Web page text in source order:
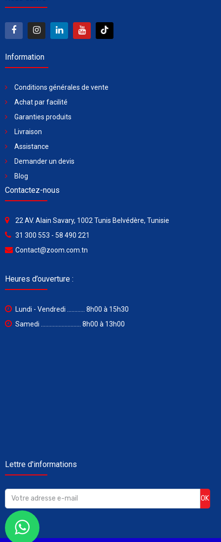
Information
Conditions générales de vente
Achat par facilité
Garanties produits
Livraison
Assistance
Demander un devis
Blog
Contactez-nous
22 AV. Alain Savary, 1002 Tunis Belvédère, Tunisie
31 300 553 - 58 490 221
Contact@zoom.com.tn
Heures d’ouverture :
Lundi - Vendredi ............ 8h00 à 15h30
Samedi ........................... 8h00 à 13h00
Lettre d'informations
OK